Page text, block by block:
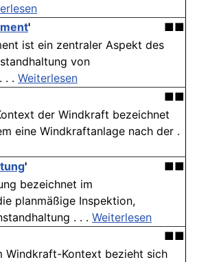
'
■■
ist ein zentraler Aspekt des
von
. . Weiterlesen
■■
der Windkraft bezeichnet
eine Windkraftanlage nach der .
'
■■
bezeichnet im
planmäßige Inspektion,
. . . Weiterlesen
■■
Windkraft-Kontext bezieht sich